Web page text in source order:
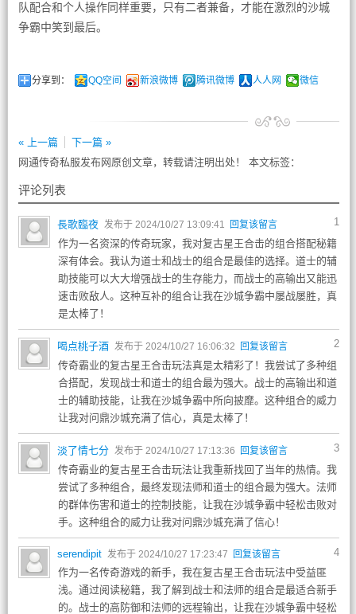
队配合和个人操作同样重要，只有二者兼备，才能在激烈的沙城
争霸中笑到最后。
分享到： QQ空间 新浪微博 腾讯微博 人人网 微信
« 上一篇
下一篇 »
网通传奇私服发布网原创文章，转载请注明出处！ 本文标签：
评论列表
1
長歌臨夜 发布于 2024/10/27 13:09:41 回复该留言
作为一名资深的传奇玩家，我对复古星王合击的组合搭配秘籍
深有体会。我认为道士和战士的组合是最佳的选择。道士的辅
助技能可以大大增强战士的生存能力，而战士的高输出又能迅
速击败敌人。这种互补的组合让我在沙城争霸中屡战屡胜，真
是太棒了！
2
喝点桃子酒 发布于 2024/10/27 16:06:32 回复该留言
传奇霸业的复古星王合击玩法真是太精彩了！我尝试了多种组
合搭配，发现战士和道士的组合最为强大。战士的高输出和道
士的辅助技能，让我在沙城争霸中所向披靡。这种组合的威力
让我对问鼎沙城充满了信心，真是太棒了！
3
淡了情七分 发布于 2024/10/27 17:13:36 回复该留言
传奇霸业的复古星王合击玩法让我重新找回了当年的热情。我
尝试了多种组合，最终发现法师和道士的组合最为强大。法师
的群体伤害和道士的控制技能，让我在沙城争霸中轻松击败对
手。这种组合的威力让我对问鼎沙城充满了信心！
4
serendipit 发布于 2024/10/27 17:23:47 回复该留言
作为一名传奇游戏的新手，我在复古星王合击玩法中受益匪
浅。通过阅读秘籍，我了解到战士和法师的组合是最适合新手
的。战士的高防御和法师的远程输出，让我在沙城争霸中轻松